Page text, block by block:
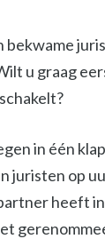
bekwame
u graag
in één
juristen op
heeft